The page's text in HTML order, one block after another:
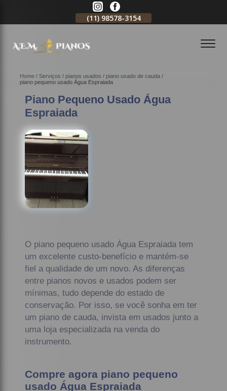
(11) 98578-3154
Home Serviços pianos usados
piano usado de cauda
piano pequeno usado Água Espraiada
Piano Pequeno Usado Água
Espraiada
O piano pequeno usado Água Espraiada tem
um excelente custo-benefício e mantém-se
fiel a qualidade de um novo. As diferenças
entre pianos novos e usados podem ser
mínimas, tudo depende do estado de
conservação. Por isso, se você sonha em ter
um piano de cauda, invista em usados junto a
uma loja especializada na venda do
instrumento.
Compre agora piano pequeno
usado Água Espraiada